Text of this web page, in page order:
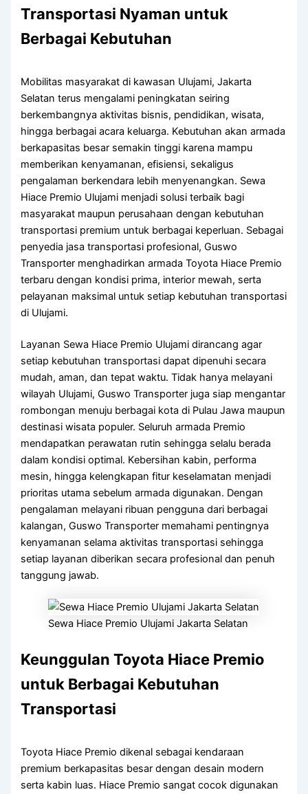
Transportasi Nyaman untuk
Berbagai Kebutuhan
Mobilitas masyarakat di kawasan Ulujami, Jakarta
Selatan terus mengalami peningkatan seiring
berkembangnya aktivitas bisnis, pendidikan, wisata,
hingga berbagai acara keluarga. Kebutuhan akan armada
berkapasitas besar semakin tinggi karena mampu
memberikan kenyamanan, efisiensi, sekaligus
pengalaman berkendara lebih menyenangkan. Sewa
Hiace Premio Ulujami menjadi solusi terbaik bagi
masyarakat maupun perusahaan dengan kebutuhan
transportasi premium untuk berbagai keperluan. Sebagai
penyedia jasa transportasi profesional, Guswo
Transporter menghadirkan armada Toyota Hiace Premio
terbaru dengan kondisi prima, interior mewah, serta
pelayanan maksimal untuk setiap kebutuhan transportasi
di Ulujami.
Layanan Sewa Hiace Premio Ulujami dirancang agar
setiap kebutuhan transportasi dapat dipenuhi secara
mudah, aman, dan tepat waktu. Tidak hanya melayani
wilayah Ulujami, Guswo Transporter juga siap mengantar
rombongan menuju berbagai kota di Pulau Jawa maupun
destinasi wisata populer. Seluruh armada Premio
mendapatkan perawatan rutin sehingga selalu berada
dalam kondisi optimal. Kebersihan kabin, performa
mesin, hingga kelengkapan fitur keselamatan menjadi
prioritas utama sebelum armada digunakan. Dengan
pengalaman melayani ribuan pengguna dari berbagai
kalangan, Guswo Transporter memahami pentingnya
kenyamanan selama aktivitas transportasi sehingga
setiap layanan diberikan secara profesional dan penuh
tanggung jawab.
Sewa Hiace Premio Ulujami Jakarta Selatan
Keunggulan Toyota Hiace Premio
untuk Berbagai Kebutuhan
Transportasi
Toyota Hiace Premio dikenal sebagai kendaraan
premium berkapasitas besar dengan desain modern
serta kabin luas. Hiace Premio sangat cocok digunakan